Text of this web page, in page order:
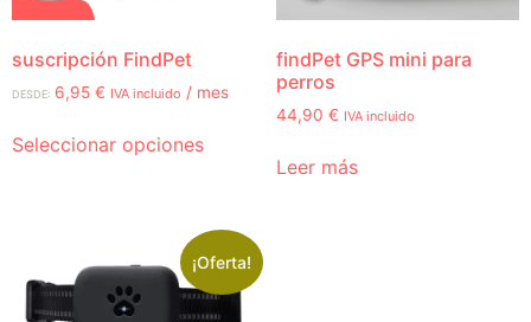
suscripción FindPet
DESDE: 6,95 € IVA incluido / mes
Seleccionar opciones
findPet GPS mini para
perros
44,90 € IVA incluido
Leer más
¡Oferta!